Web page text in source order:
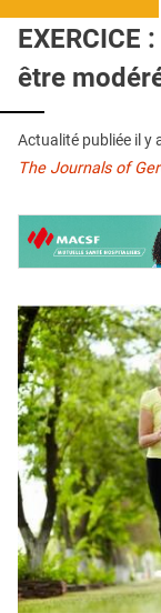
CONTACT
EXERCICE
être
Actualité publiée il y
The Journals of